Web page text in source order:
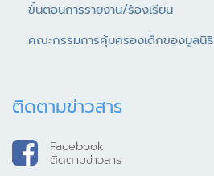
ขั้นตอนการรายงาน/ร้องเรียน
คณะกรรมการคุ้มครองเด็กของมูลนิธิ
ติดตามข่าวสาร
Facebook
ติดตามข่าวสาร